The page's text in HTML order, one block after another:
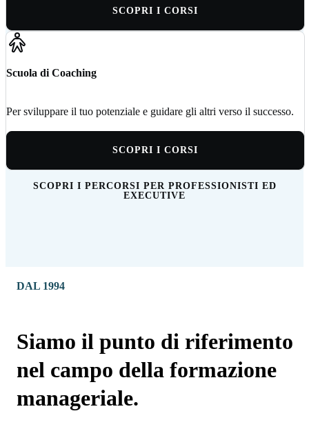
SCOPRI I CORSI
Scuola di Coaching
Per sviluppare il tuo potenziale e guidare gli altri verso il successo.
SCOPRI I CORSI
SCOPRI I PERCORSI PER PROFESSIONISTI ED
EXECUTIVE
DAL 1994
Siamo il punto di riferimento
nel campo della formazione
manageriale.